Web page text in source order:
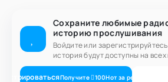
Сохраните любимые
историю прослушивания
Войдите или
история будут доступны на
Получите 100Нот за регистрацию